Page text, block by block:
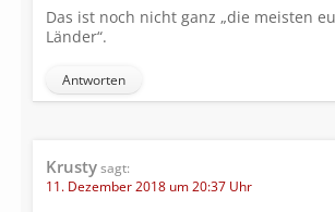
Das ist noch nicht ganz „die meisten
Länder“.
Antworten
Krustysagt:
11. Dezember 2018 um 20:37 Uhr